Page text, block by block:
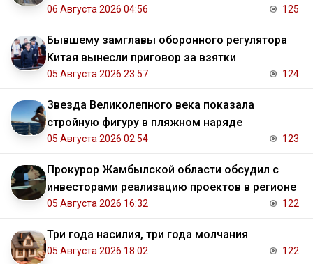
06 Августа 2026 04:56 125
Бывшему замглавы оборонного регулятора
Китая вынесли приговор за взятки
05 Августа 2026 23:57 124
Звезда Великолепного века показала
стройную фигуру в пляжном наряде
05 Августа 2026 02:54 123
Прокурор Жамбылской области обсудил с
инвесторами реализацию проектов в регионе
05 Августа 2026 16:32 122
Три года насилия, три года молчания
05 Августа 2026 18:02 122